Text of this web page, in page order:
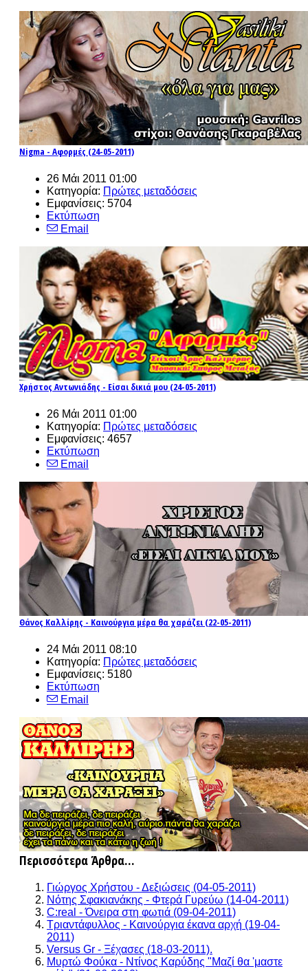
Nigma - Αφορμές (24-05-2011)
26 Μάι 2011 01:00
Κατηγορία: Πρώτες μεταδόσεις
Εμφανίσεις: 5704
Εκτύπωση
Email
Χρήστος Αντωνιάδης - Είσαι δικιά μου (24-05-2011)
26 Μάι 2011 01:00
Κατηγορία: Πρώτες μεταδόσεις
Εμφανίσεις: 4657
Εκτύπωση
Email
Θάνος Καλλίρης - Καινούργια μέρα θα χαράζει (22-05-2011)
24 Μάι 2011 08:10
Κατηγορία: Πρώτες μεταδόσεις
Εμφανίσεις: 5180
Εκτύπωση
Email
Περισσότερα Άρθρα...
Γιώργος Χρήστου - Δεξιώσεις (04-05-2011)
Νότης Σφακιανάκης - Φτερά Γυρεύω (14-04-2011)
C:real - Όνειρα στη φωτιά (09-04-2011)
Τριαντάφυλλος - Καινούργια έκανα αρχή (19-04-
2011)
Versus Gr - Ξέχασες (18-03-2011).
Μυρτώ Φούκα - Ντίνος Καρύδης "Μαζί θα 'μαστε